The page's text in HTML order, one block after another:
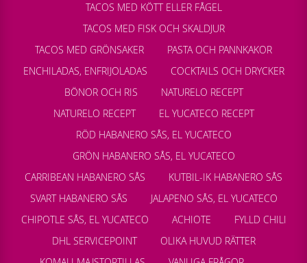
TACOS MED KÖTT ELLER FÅGEL
TACOS MED FISK OCH SKALDJUR
TACOS MED GRÖNSAKER
PASTA OCH PANNKAKOR
ENCHILADAS, ENFRIJOLADAS
COCKTAILS OCH DRYCKER
BÖNOR OCH RIS
NATURELO RECEPT
NATURELO RECEPT
EL YUCATECO RECEPT
RÖD HABANERO SÅS, EL YUCATECO
GRÖN HABANERO SÅS, EL YUCATECO
CARRIBEAN HABANERO SÅS
KUTBIL-IK HABANERO SÅS
SVART HABANERO SÅS
JALAPENO SÅS, EL YUCATECO
CHIPOTLE SÅS, EL YUCATECO
ACHIOTE
FYLLD CHILI
DHL SERVICEPOINT
OLIKA HUVUD RÄTTER